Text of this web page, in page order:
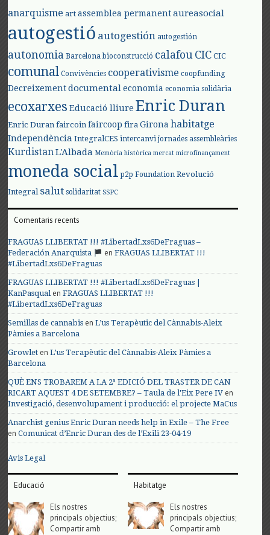
anarquisme art assemblea permanent aureasocial
autogestió autogestión autogestión
autonomia Barcelona bioconstrucció calafouCIC CIC
comunal Convivències cooperativisme coopfunding
Decreixement documental economia economia solidària
ecoxarxes Educació lliure Enric Duran
Enric Duran faircoin faircoop fira Girona habitatge
Independència IntegralCES intercanvi jornades assembleàries
KurdistanL'Albada Memòria històrica mercat microfinançament
moneda social p2p Foundation Revolució
Integral salut solidaritat SSPC
Comentaris recents
FRAGUAS LLIBERTAT !!! #LibertadLxs6DeFraguas –
Federación Anarquista
enFRAGUAS LLIBERTAT !!!
#LibertadLxs6DeFraguas
FRAGUAS LLIBERTAT !!! #LibertadLxs6DeFraguas |
KanPasqualenFRAGUAS LLIBERTAT !!!
#LibertadLxs6DeFraguas
Semillas de cannabis enL’us Terapèutic del Cànnabis-Aleix
Pàmies a Barcelona
Growlet enL’us Terapèutic del Cànnabis-Aleix Pàmies a
Barcelona
QUÈ ENS TROBAREM A LA 2ª EDICIÓ DEL TRASTER DE CAN
RICART AQUEST 4 DE SETEMBRE? – Taula de l'Eix Pere IV en
Investigació, desenvolupament i producció: el projecte MaCus
Anarchist genius Enric Duran needs help in Exile – The Free
enComunicat d’Enric Duran des de l’Exili 23-04-19
Avis Legal
Educació
Els nostres
principals objectius;
Compartir amb
Habitatge
Els nostres
principals objectius;
Compartir amb